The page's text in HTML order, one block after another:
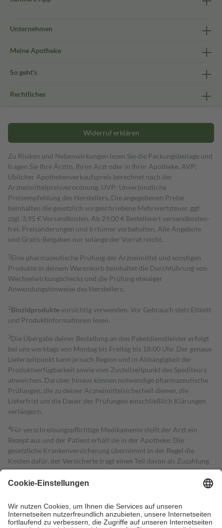
Unternehmen
Meine Apotheke
So geht's
Rechtliches
Widerruf erklären
Zu Risiken und Nebenwirkungen lesen Sie die Packungsbeilage und
fragen Sie Ihre Ärztin, Ihren Arzt oder in Ihrer Apotheke. AVP:
Üblicher Apothekenverkaufspreis berechnet nach der
Arzneimittelpreisverordnung. UVP: Unverbindliche
Preisempfehlung des Herstellers. Die angegebenen Preise
beinhalten die gesetzlich vorgeschriebene Mehrwertsteuer, ggf.
zzgl. 3,95 € Versandkosten. Ab 29,00 € Bestell­wert versand­kosten­
frei. Preisänderungen und Irrtümer vorbehalten. Alle Angebote
und Gratis-Beigaben nur solange der Vorrat reicht.
1 Eine pharmazeutische Prüfung der Arzneimittel und sonstigen
Produkte in deinem Warenkorb beinhaltet die Durchführung von
Wechselwirkungschecks und die Prüfung etwaiger
Anwendungshinweise des Herstellers.
2Biozidproduktevorsichtig verwenden. Vor Gebrauch stets Etikett
und Produktinformationen lesen.
3Die Übergabe deiner Bestellung an den Paketdienstleister erfolgt
bei uns werktags von Montag bis Freitag bis 18:00 Uhr. Der genaue
Lieferzeitpunkt kann je nach Region und in Abhängigkeit der
Produktverfügbarkeit sowie vom Zustellzeitpunkt des Spediteurs
abweichen. Darüber hinaus können notwendige pharmazeutische
Prüfungen, die zu deiner Arzneimittelsicherheit dienen, die
Lieferfrist um die Dauer der Prüfungen einschließlich Klärungen
verlängern.
4Für verschreibungspflichtige Medikamente stellt der Arzt ein
Rezept aus und der Patient erhält sie in der Apotheke. Die
gesetzliche Krankenversicherung übernimmt in der Regel die
Kosten dafür, der Versicherte trägt einen Teil davon als Zuzahlung
mit.
Grundsätzlich leisten Mitglieder Zuzahlungen in Höhe von zehn
höchstens zehn Euro.
Es sind jedoch nie mehr als die tatsächlichen
Kosten der Leistung zu entrichten.
Diese Regeln gelten grundsätzlich auch für Online-Apotheken.